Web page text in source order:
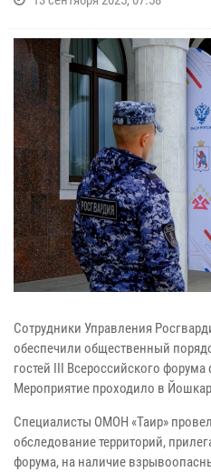
Сотрудники Управления
обеспечили общественный
гостей III Всероссийского
Мероприятие проходило в
Специалисты ОМОН «Таир»
обследование территорий,
форума, на наличие